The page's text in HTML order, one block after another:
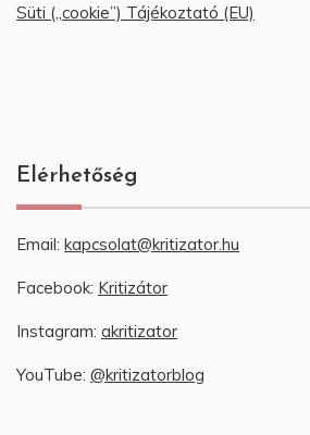
Süti („cookie”) Tájékoztató (EU)
Elérhetőség
Email: kapcsolat@kritizator.hu
Facebook: Kritizátor
Instagram: akritizator
YouTube: @kritizatorblog